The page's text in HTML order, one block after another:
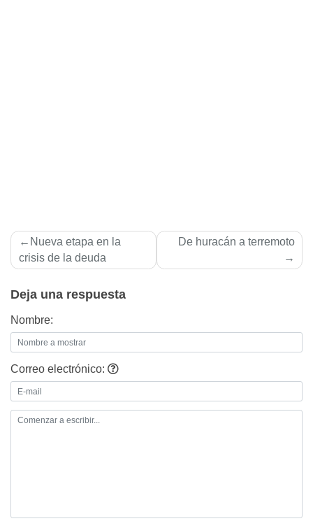
Navegación
de
Nueva etapa en la
crisis de la deuda
De huracán a terremoto
Deja una respuesta
Nombre:
Correo electrónico: